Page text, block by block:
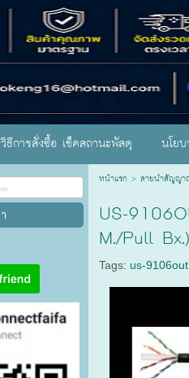
วิธีการสั่งซื้อ เช็คสถานะพัสดุ นโย
หน้าแรก > สายนำสัญญา
US-
M./Pull Bx.)
Tags: us-9106out